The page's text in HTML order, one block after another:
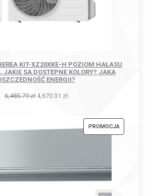
KIT-XZ20XKE-H POZIOM HAŁASU
JAKIE SA DOSTĘPNE KOLORY? JAKA
ENERGII?
6,485.79zł 4,670.31 zł
PROMOCJAPRODUKT